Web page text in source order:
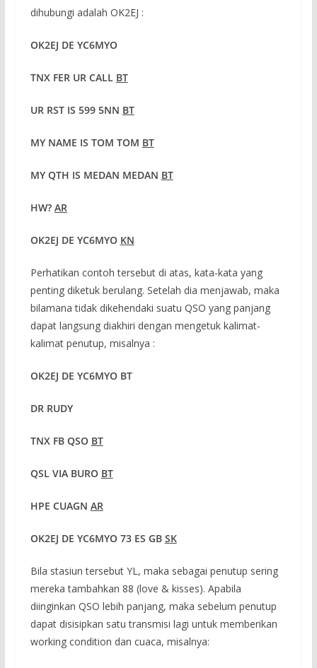
dihubungi adalah OK2EJ :
OK2EJ DE YC6MYO
TNX FER UR CALL BT
UR RST IS 599 5NN BT
MY NAME IS TOM TOM BT
MY QTH IS MEDAN MEDAN BT
HW? AR
OK2EJ DE YC6MYO KN
Perhatikan contoh tersebut di atas, kata-kata yang
penting diketuk berulang. Setelah dia menjawab, maka
bilamana tidak dikehendaki suatu QSO yang panjang
dapat langsung diakhiri dengan mengetuk kalimat-
kalimat penutup, misalnya :
OK2EJ DE YC6MYO BT
DR RUDY
TNX FB QSO BT
QSL VIA BURO BT
HPE CUAGN AR
OK2EJ DE YC6MYO73 ES GB SK
Bila stasiun tersebut YL, maka sebagai penutup sering
mereka tambahkan 88 (love & kisses). Apabila
diinginkan QSO lebih panjang, maka sebelum penutup
dapat disisipkan satu transmisi lagi untuk memberikan
working condition dan cuaca, misalnya: